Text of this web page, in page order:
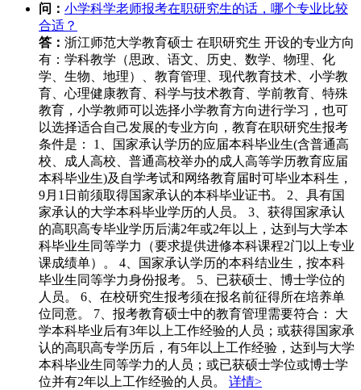
问： 小学科学老师报考在职研究生的话，哪个专业比较
合适？
答： 浙江师范大学教育硕士 在职研究生 开设的专业方向
有：学科教学（思政、语文、历史、数学、物理、化
学、生物、地理）、教育管理、现代教育技术、小学教
育、心理健康教育、科学与技术教育、学前教育、特殊
教育，小学教师可以选择小学教育方向进行学习，也可
以选择适合自己发展的专业方向，教育在职研究生报考
条件是： 1、国家承认学历的应届本科毕业生(含普通高
校、成人高校、普通高校举办的成人高等学历教育应届
本科毕业生)及自学考试和网络教育届时可毕业本科生，
9月1日前须取得国家承认的本科毕业证书。 2、具有国
家承认的大学本科毕业学历的人员。 3、获得国家承认
的高职高专毕业学历后满2年或2年以上，达到与大学本
科毕业生同等学力（要求提供进修本科课程2门以上专业
课成绩单）。 4、国家承认学历的本科结业生，按本科
毕业生同等学力身份报考。 5、已获硕士、博士学位的
人员。 6、在校研究生报考须在报名前征得所在培养单
位同意。 7、报考教育硕士中的教育管理需要符合： 大
学本科毕业后有3年以上工作经验的人员；或获得国家承
认的高职高专学历后，有5年以上工作经验，达到与大学
本科毕业生同等学力的人员；或已获硕士学位或博士学
位并有2年以上工作经验的人员。 详情>